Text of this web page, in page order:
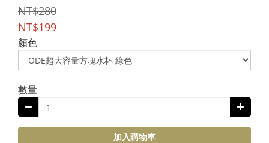
NT$280
NT$199
顏色
數量
加入購物車